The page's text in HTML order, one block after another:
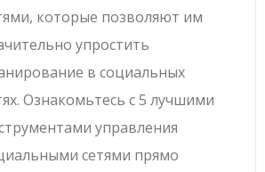
которые позволяют им
упростить
в социальных
Ознакомьтесь с 5 лучшими
управления
сетями прямо